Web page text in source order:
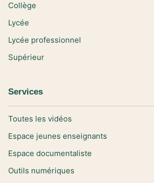
Collège
Lycée
Lycée professionnel
Supérieur
Services
Toutes les vidéos
Espace jeunes enseignants
Espace documentaliste
Outils numériques